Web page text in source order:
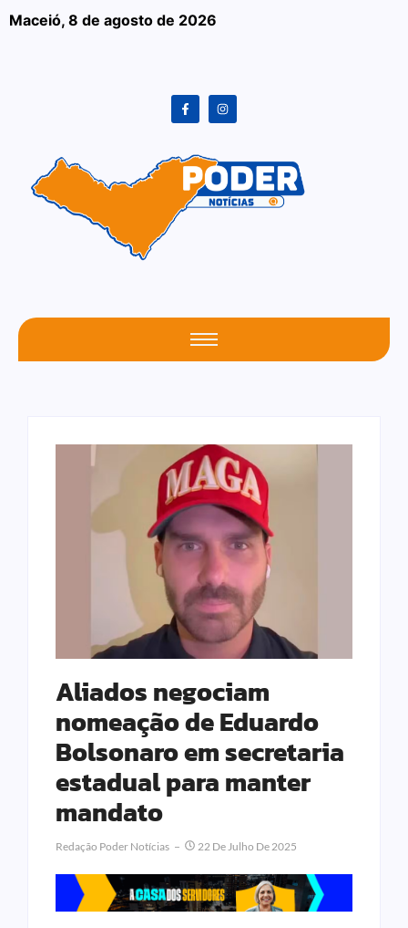
Maceió, 8 de agosto de 2026
Aliados negociam
nomeação de Eduardo
Bolsonaro em secretaria
estadual para manter
mandato
Redação Poder Notícias 22 De Julho De 2025